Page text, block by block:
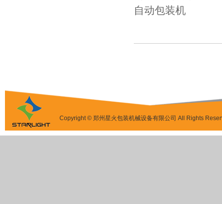
自动包装机
Copyright © 郑州星火包装机械设备有限公司 All Rights